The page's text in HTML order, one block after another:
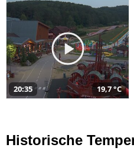
20:35 19,7 °C
Historische